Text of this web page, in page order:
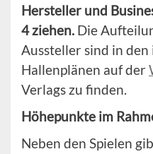
Hersteller und
4 ziehen. Die
Aussteller sind in
Hallenplänen auf der
Verlags zu finden.
Höhepunkte im
Neben den Spielen